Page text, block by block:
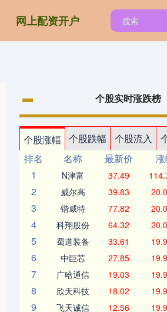
网上配资开户
个股实时涨跌榜
个股涨幅 个股跌幅 个股流入
排名
名称 最新价
1
N津富 37.49
2 威尔高 39.83
3 锴威特 77.82
4 科翔股份 64.32
5 蜀道装备 33.61
6 中巨芯 27.85
7 广哈通信 19.03
8 欣天科技 18.02
9 飞天诚信 12.56